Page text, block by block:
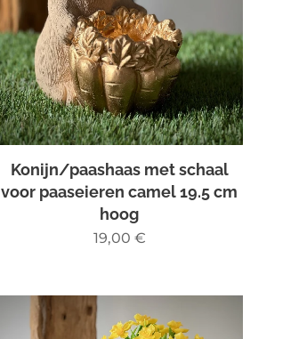
Konijn/paashaas met schaal
voor paaseieren camel 19.5 cm
hoog
19,00 €